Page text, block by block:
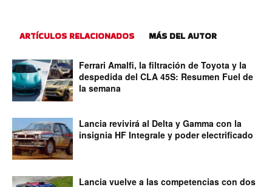
ARTÍCULOS RELACIONADOS MÁS DEL AUTOR
Ferrari Amalfi, la filtración de Toyota y la
despedida del CLA 45S: Resumen Fuel de
la semana
Lancia revivirá al Delta y Gamma con la
insignia HF Integrale y poder electrificado
Lancia vuelve a las competencias con dos